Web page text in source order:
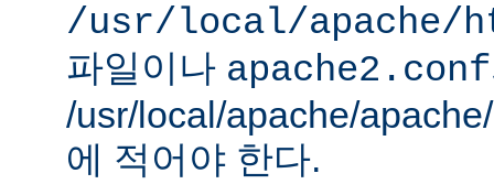
/usr/local/apache/
파일이나 apache2.conf
/usr/local/apache/
에 적어야 한다.